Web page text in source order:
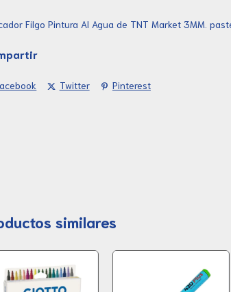
Filgo Pintura Al Agua de TNT Market 3MM.
Twitter Pinterest
similares